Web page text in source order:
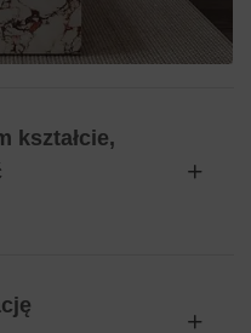
kształcie,